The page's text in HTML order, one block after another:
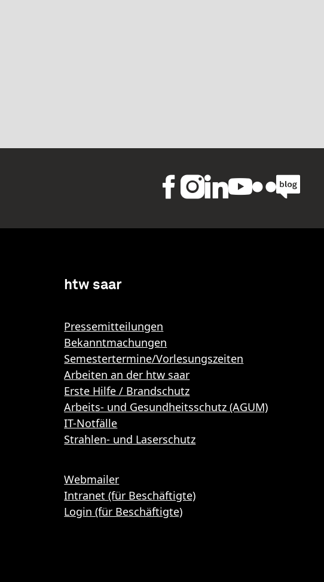
htw saar
Pressemitteilungen
Bekanntmachungen
Semestertermine/Vorlesungszeiten
Arbeiten an der htw saar
Erste Hilfe / Brandschutz
Arbeits- und Gesundheitsschutz (AGUM)
IT-Notfälle
Strahlen- und Laserschutz
Webmailer
Intranet (für Beschäftigte)
Login (für Beschäftigte)